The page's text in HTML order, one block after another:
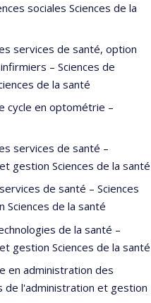
sociales Sciences de la
services de santé, option
– Sciences de
de la santé
cycle en optométrie –
services de santé –
gestion Sciences de la santé
de santé – Sciences
de la santé
de la santé –
gestion Sciences de la santé
en administration des
de l'administration et gestion